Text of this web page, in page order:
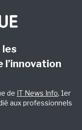
les
l’innovation
de IT News Info, 1er
aux professionnels